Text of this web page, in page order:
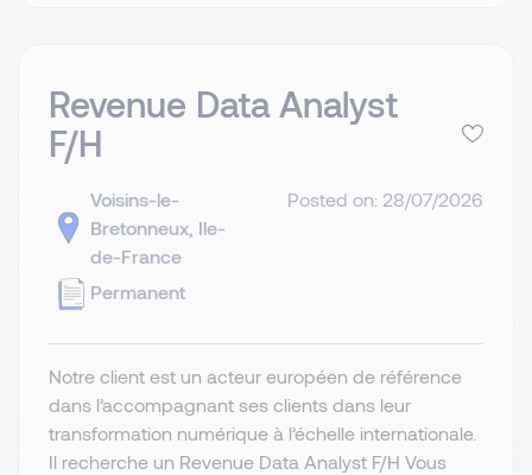
Revenue Data Analyst
F/H
Voisins-le-
Bretonneux, Ile-
de-France
Permanent
Posted on: 28/07/2026
Notre client est un acteur européen de référence
dans l’accompagnant ses clients dans leur
transformation numérique à l’échelle internationale.
Il recherche un Revenue Data Analyst F/H Vous